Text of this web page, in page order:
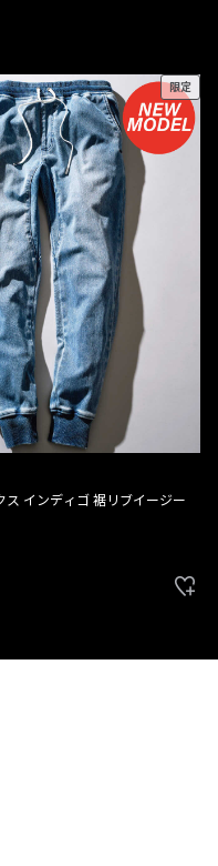
限定
ス インディゴ 裾リブイージー